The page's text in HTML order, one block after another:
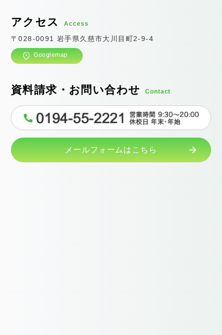
アクセス Access
〒028-0091 岩手県久慈市大川目町2-9-4
Googlemap
資料請求・お問い合わせ Contact
メールフォームはこちら